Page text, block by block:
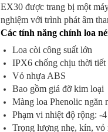
EX30 được trang bị một
nghiệm với trình phát âm
Các tính năng chính loa
Loa còi công suất lớn
IPX6 chống chịu thời tiết
Vỏ nhựa ABS
Bao gồm giá đỡ kim loại
Màng loa Phenolic ngăn
Phạm vi nhiệt độ rộng: -4
Trọng lượng nhẹ, kín, vỏ